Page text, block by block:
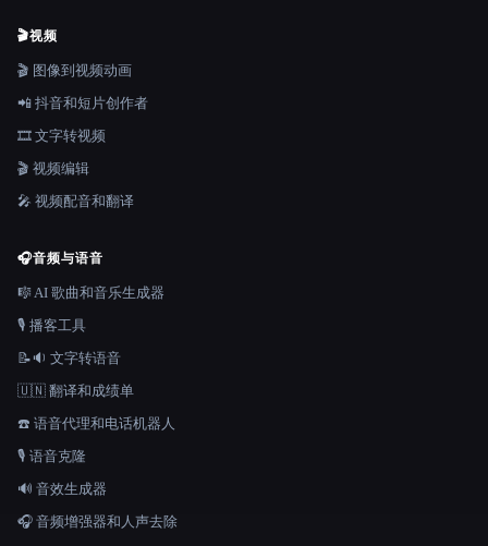
🎬视频
🎬 图像到视频动画
📲 抖音和短片创作者
🎞️ 文字转视频
🎬 视频编辑
🎤 视频配音和翻译
🎧音频与语音
🎼 AI 歌曲和音乐生成器
🎙️ 播客工具
📝🔉 文字转语音
🇺🇳 翻译和成绩单
☎️ 语音代理和电话机器人
🎙️ 语音克隆
🔊 音效生成器
🎧 音频增强器和人声去除